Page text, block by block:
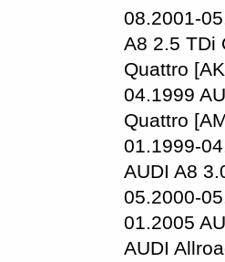
08.2001-
A8 2.5 TDi
Quattro
04.1999
Quattro
01.1999-
AUDI A8
05.2000-
01.2005
AUDI